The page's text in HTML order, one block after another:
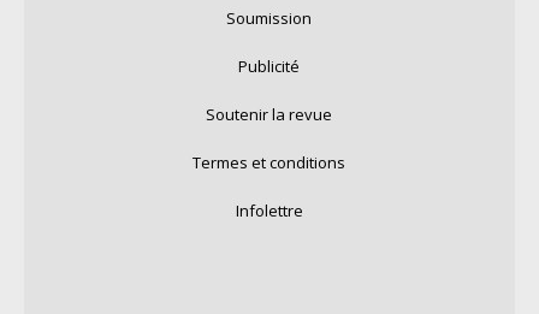
Soumission
Publicité
Soutenir la revue
Termes et conditions
Infolettre